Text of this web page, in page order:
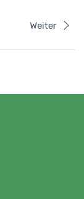
Weiter